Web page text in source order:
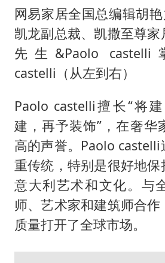
意大利艺术和文化。与
师、艺术家和建筑师合
质量打开了全球市场。
Paolo castelli既是拥有
罗.卡斯泰利设计公司
师，同时也是米兰世博会
计师，对于家居流行拥有